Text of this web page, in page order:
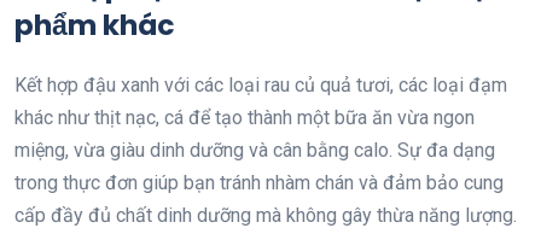
phẩm khác
Kết hợp đậu xanh với các loại rau củ quả tươi, các loại đạm
khác như thịt nạc, cá để tạo thành một bữa ăn vừa ngon
miệng, vừa giàu dinh dưỡng và cân bằng calo. Sự đa dạng
trong thực đơn giúp bạn tránh nhàm chán và đảm bảo cung
cấp đầy đủ chất dinh dưỡng mà không gây thừa năng lượng.